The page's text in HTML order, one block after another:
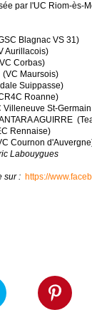
par l'UC Riom-ès-
Blagnac VS 31)
Aurillacois)
Corbas)
(VC Maursois)
Suippasse)
Roanne)
St-
AGUIRRE
Rennaise)
Cournon
Labouygues
sur : https://